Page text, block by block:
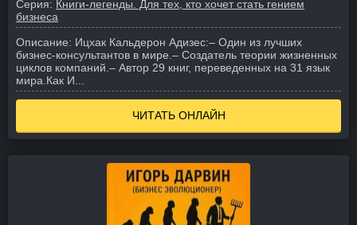
Серия: Книги-легенды. Для тех, кто хочет стать гением
бизнеса
Описание: Ицхак Кальдерон Адизес:– Один из лучших
бизнес-консультантов в мире. – Создатель теории жизненных
циклов компаний. – Автор 29 книг, переведенных на 31 язык
мира. Как И...
ЧИТАТЬ ОНЛАЙН